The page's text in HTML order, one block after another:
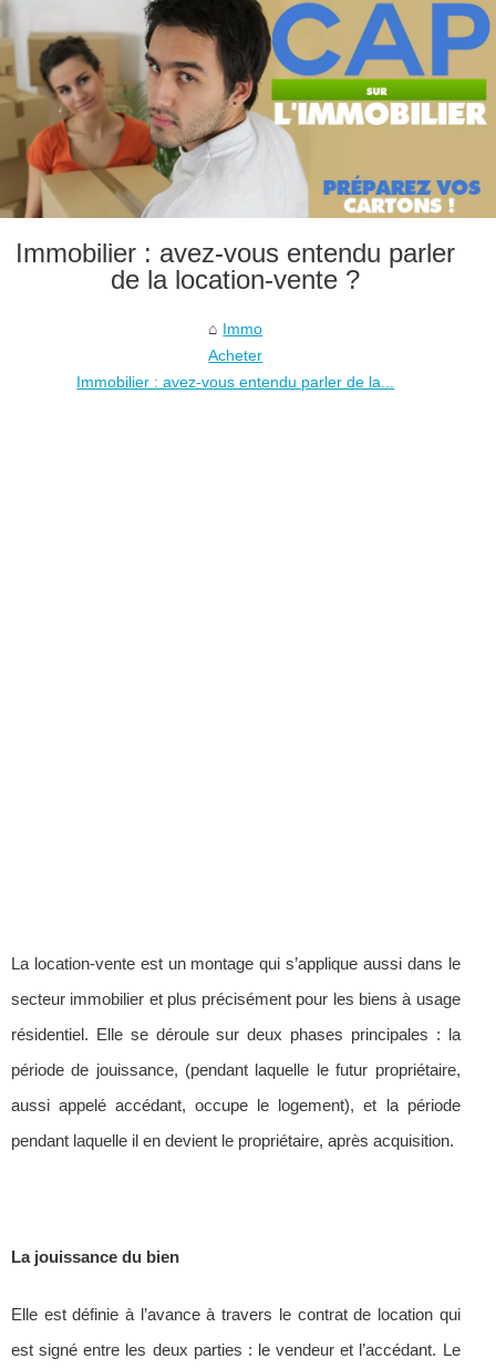
Immobilier : avez-vous entendu parler
de la location-vente ?
Immo
Acheter
Immobilier : avez-vous entendu parler de la...
La location-vente est un montage qui s’applique aussi dans le
secteur immobilier et plus précisément pour les biens à usage
résidentiel. Elle se déroule sur deux phases principales : la
période de jouissance, (pendant laquelle le futur propriétaire,
aussi appelé accédant, occupe le logement), et la période
pendant laquelle il en devient le propriétaire, après acquisition.
La jouissance du bien
Elle est définie à l’avance à travers le contrat de location qui
est signé entre les deux parties : le vendeur et l’accédant. Le